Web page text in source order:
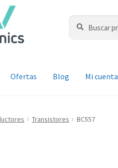
Buscar
por:
Buscar
Ofertas Blog Mi cuenta
Transistores BC557